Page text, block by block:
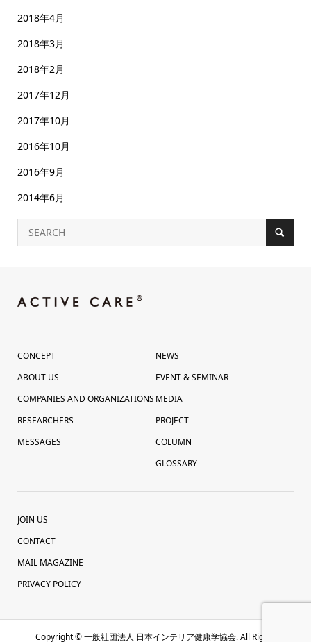
2018年4月
2018年3月
2018年2月
2017年12月
2017年10月
2016年10月
2016年9月
2014年6月
CONCEPT
ABOUT US
COMPANIES AND ORGANIZATIONS
RESEARCHERS
MESSAGES
NEWS
EVENT & SEMINAR
MEDIA
PROJECT
COLUMN
GLOSSARY
JOIN US
CONTACT
MAIL MAGAZINE
PRIVACY POLICY
Copyright ©一般社団法人 日本インテリア健康学協会. All Rights